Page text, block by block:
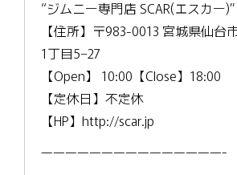
“ジムニー専門店 SCAR(エスカー)”
【住所】〒983-0013 宮城県仙台
1丁目5−27
【Open】 10:00【Close】18:00
【定休日】不定休
【HP】http://scar.jp
———————————————-